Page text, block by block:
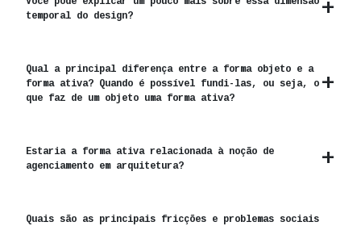
temporal do design?
Qual a principal diferença entre a forma objeto e a
forma ativa? Quando é possível fundi-las, ou seja, o
que faz de um objeto uma forma ativa?
Estaria a forma ativa relacionada à noção de
agenciamento em arquitetura?
Quais são as principais fricções e problemas sociais